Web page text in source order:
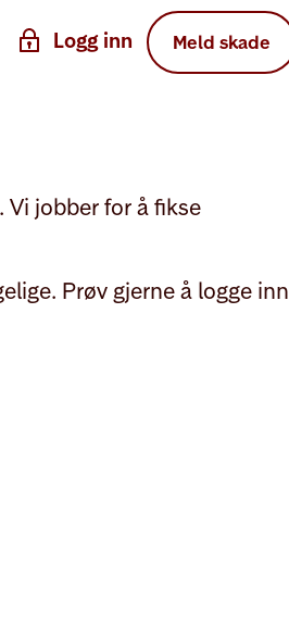
Logg inn Meld skade
jobber for å fikse
Prøv gjerne å logge inn